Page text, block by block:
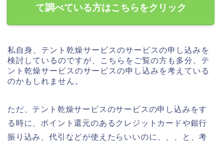
て調べている方はこちらをクリック
私自身、テント乾燥サービスのサービスの申し込みを
検討しているのですが、こちらをご覧の方も多分、テ
ント乾燥サービスのサービスの申し込みを考えている
のかもしれません。
ただ、テント乾燥サービスのサービスの申し込みをす
る時に、ポイント還元のあるクレジットカードや銀行
振り込み、代引などが使えたらいいのに、、、と、考